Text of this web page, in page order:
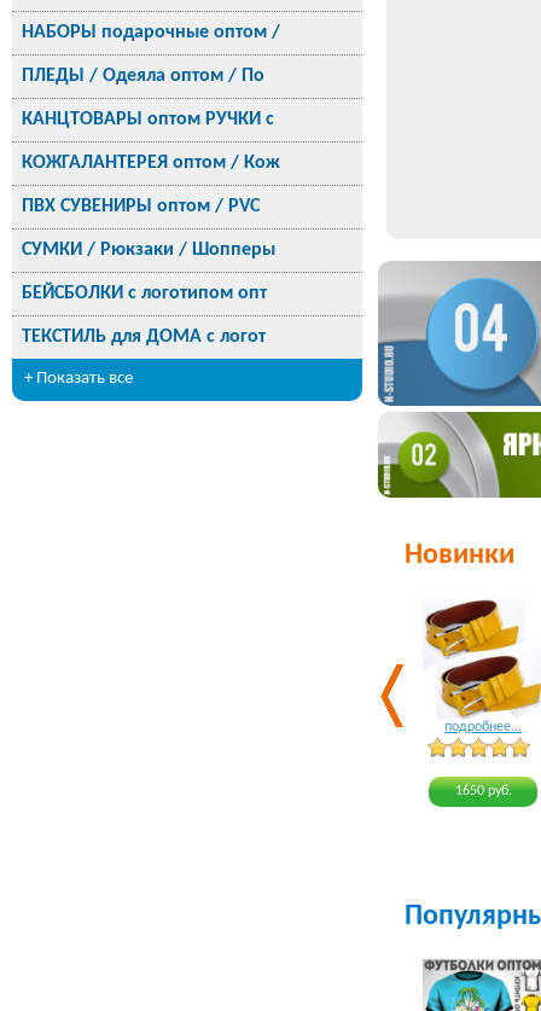
НАБОРЫ подарочные оптом /
ПЛЕДЫ / Одеяла оптом / По
КАНЦТОВАРЫ оптом РУЧКИ с
КОЖГАЛАНТЕРЕЯ оптом / Кож
ПВХ СУВЕНИРЫ оптом / PVC
СУМКИ / Рюкзаки / Шопперы
БЕЙСБОЛКИ с логотипом опт
ТЕКСТИЛЬ для ДОМА с логот
+ Показать все
Новинки
подробнее...
1650 руб.